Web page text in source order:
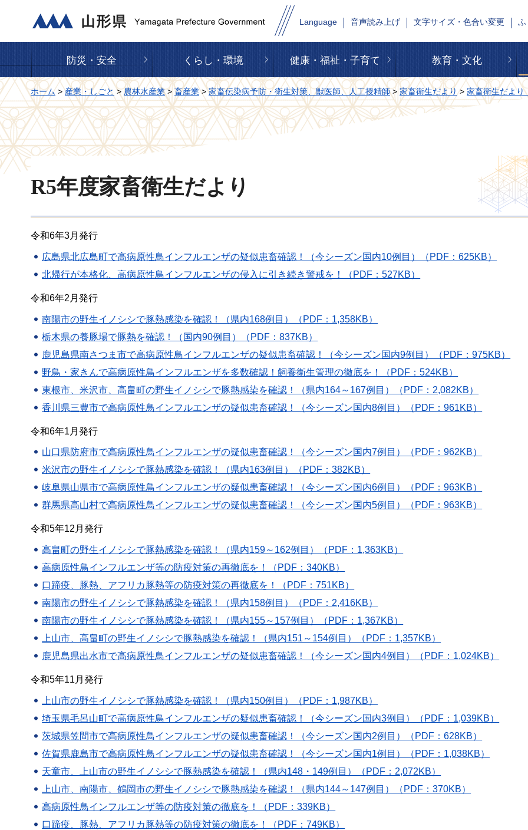
山形県 Language 音声読み上げ 文字サイズ・色合い変更 ふ
防災・安全 くらし・環境 健康・福祉・子育て 教育・文化
ホーム>産業・しごと >農林水産業> 畜産業>家畜伝染病予防・衛生対策、獣医師、人工授精師> 家畜衛生だより> 家畜衛生だより
R5年度家畜衛生だより
令和6年3月発行
広島県北広島町で高病原性鳥インフルエンザの疑似患畜確認！（今シーズン国内10例目）（PDF：625KB）
北帰行が本格化、高病原性鳥インフルエンザの侵入に引き続き警戒を！（PDF：527KB）
令和6年2月発行
南陽市の野生イノシシで豚熱感染を確認！（県内168例目）（PDF：1,358KB）
栃木県の養豚場で豚熱を確認！（国内90例目）（PDF：837KB）
鹿児島県南さつま市で高病原性鳥インフルエンザの疑似患畜確認！（今シーズン国内9例目）（PDF：975KB）
野鳥・家きんで高病原性鳥インフルエンザを多数確認！飼養衛生管理の徹底を！（PDF：524KB）
東根市、米沢市、高畠町の野生イノシシで豚熱感染を確認！（県内164～167例目）（PDF：2,082KB）
香川県三豊市で高病原性鳥インフルエンザの疑似患畜確認！（今シーズン国内8例目）（PDF：961KB）
令和6年1月発行
山口県防府市で高病原性鳥インフルエンザの疑似患畜確認！（今シーズン国内7例目）（PDF：962KB）
米沢市の野生イノシシで豚熱感染を確認！（県内163例目）（PDF：382KB）
岐阜県山県市で高病原性鳥インフルエンザの疑似患畜確認！（今シーズン国内6例目）（PDF：963KB）
群馬県高山村で高病原性鳥インフルエンザの疑似患畜確認！（今シーズン国内5例目）（PDF：963KB）
令和5年12月発行
高畠町の野生イノシシで豚熱感染を確認！（県内159～162例目）（PDF：1,363KB）
高病原性鳥インフルエンザ等の防疫対策の再徹底を！（PDF：340KB）
口蹄疫、豚熱、アフリカ豚熱等の防疫対策の再徹底を！（PDF：751KB）
南陽市の野生イノシシで豚熱感染を確認！（県内158例目）（PDF：2,416KB）
南陽市の野生イノシシで豚熱感染を確認！（県内155～157例目）（PDF：1,367KB）
上山市、高畠町の野生イノシシで豚熱感染を確認！（県内151～154例目）（PDF：1,357KB）
鹿児島県出水市で高病原性鳥インフルエンザの疑似患畜確認！（今シーズン国内4例目）（PDF：1,024KB）
令和5年11月発行
上山市の野生イノシシで豚熱感染を確認！（県内150例目）（PDF：1,987KB）
埼玉県毛呂山町で高病原性鳥インフルエンザの疑似患畜確認！（今シーズン国内3例目）（PDF：1,039KB）
茨城県笠間市で高病原性鳥インフルエンザの疑似患畜確認！（今シーズン国内2例目）（PDF：628KB）
佐賀県鹿島市で高病原性鳥インフルエンザの疑似患畜確認！（今シーズン国内1例目）（PDF：1,038KB）
天童市、上山市の野生イノシシで豚熱感染を確認！（県内148・149例目）（PDF：2,072KB）
上山市、南陽市、鶴岡市の野生イノシシで豚熱感染を確認！（県内144～147例目）（PDF：370KB）
高病原性鳥インフルエンザ等の防疫対策の徹底を！（PDF：339KB）
口蹄疫、豚熱、アフリカ豚熱等の防疫対策の徹底を！（PDF：749KB）